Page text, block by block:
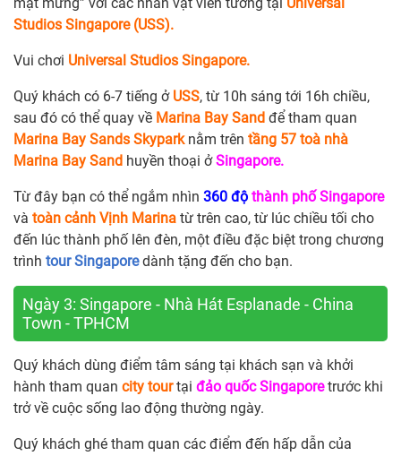
Studios Singapore (USS).
Vui chơi Universal Studios Singapore.
Quý khách có 6-7 tiếng ở USS, từ 10h sáng tới 16h chiều,
sau đó có thể quay về Marina Bay Sand để tham quan
Marina Bay Sands Skyparknằm trên tầng 57 toà nhà
Marina Bay Sand huyền thoại ởSingapore.
Từ đây bạn có thể ngắm nhìn 360 độ thành phố Singapore
và toàn cảnh Vịnh Marina từ trên cao, từ lúc chiều tối cho
đến lúc thành phố lên đèn, một điều đặc biệt trong chương
trình tour Singaporedành tặng đến cho bạn.
Ngày 3: Singapore - Nhà Hát Esplanade - China
Town - TPHCM
Quý khách dùng điểm tâm sáng tại khách sạn và khởi
hành tham quan city tourtại đảo quốc Singaporetrước khi
trở về cuộc sống lao động thường ngày.
Quý khách ghé tham quan các điểm đến hấp dẫn của